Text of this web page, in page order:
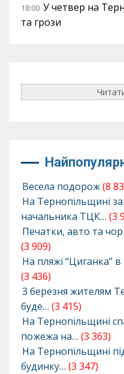
18:00 У четвер на
та грози
Весела подорож(8
На Тернопільщині
начальника ТЦК… (3
Печатки, авто та
(3 909)
На пляжі “Циганка”
(3 436)
З березня жителям
буде… (3 415)
На Тернопільщині
пожежа на… (3 363)
На Тернопільщині
будинку… (3 347)